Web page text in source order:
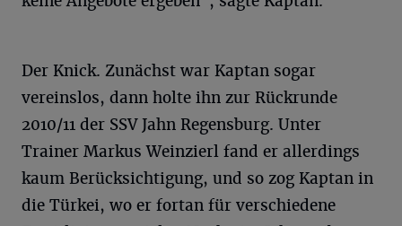
Der Knick. Zunächst war Kaptan sogar
vereinslos, dann holte ihn zur Rückrunde
2010/11 der SSV Jahn Regensburg. Unter
Trainer Markus Weinzierl fand er allerdings
kaum Berücksichtigung, und so zog Kaptan in
die Türkei, wo er fortan für verschiedene